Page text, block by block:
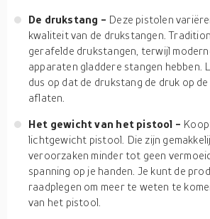
De drukstang - Deze pistolen
kwaliteit van de drukstangen.
gerafelde drukstangen, terwijl
apparaten gladdere stangen hebben.
dus op dat de drukstang de druk op
aflaten.
Het gewicht van het pistool -
lichtgewicht pistool. Die zijn
veroorzaken minder tot geen
spanning op je handen. Je kunt de
raadplegen om meer te weten te
van het pistool.